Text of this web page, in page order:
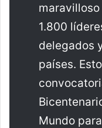
1.800
delegados
países.
Mundo